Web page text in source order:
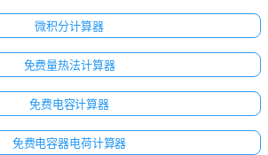
微积分计算器
免费量热法计算器
免费电容计算器
免费电容器电荷计算器